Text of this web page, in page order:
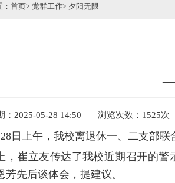
首页> 党群工作> 夕阳无限
：2025-05-28 14:50 浏览次数： 1525次
日上午，我校离退休一、二支部联
，崔立友传达了我校近期召开的
芳先后谈体会，提建议。